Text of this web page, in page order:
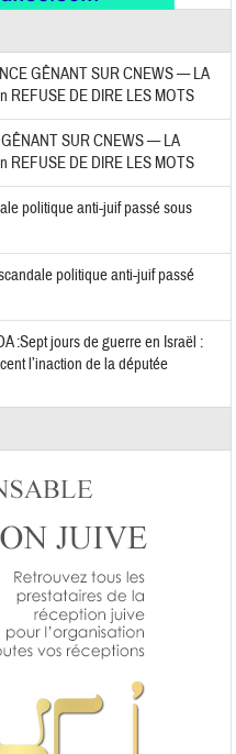
GÊNANT SUR CNEWS — LA
REFUSE DE DIRE LES MOTS
SUR CNEWS — LA
REFUSE DE DIRE LES MOTS
politique anti-juif passé sous
politique anti-juif passé
:Sept jours de guerre en Israël :
l’inaction de la députée